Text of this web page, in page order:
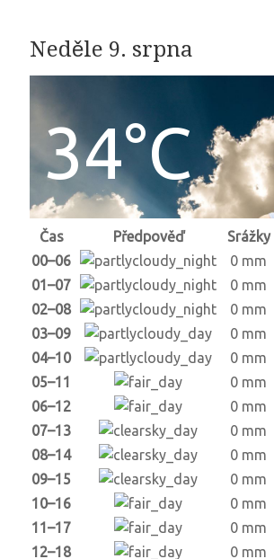
Neděle 9. srpna
34°C
Čas Předpověď Srážky
00–06
0 mm
01–07
0 mm
02–08
0 mm
03–09
0 mm
04–10
0 mm
05–11
0 mm
06–12
0 mm
07–13
0 mm
08–14
0 mm
09–15
0 mm
10–16
0 mm
11–17
0 mm
12–18
0 mm